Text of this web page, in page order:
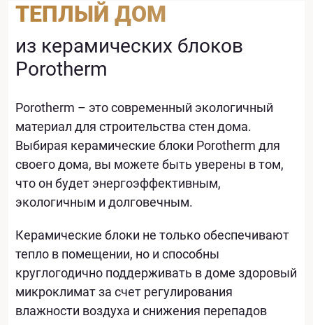
ТЕПЛЫЙ ДОМ
из керамических блоков
Porotherm
Porotherm – это современный экологичный
материал для строительства стен дома.
Выбирая керамические блоки Porotherm для
своего дома, вы можете быть уверены в том,
что он будет энергоэффективным,
экологичным и долговечным.
Керамические блоки не только обеспечивают
тепло в помещении, но и способны
круглогодично поддерживать в доме здоровый
микроклимат за счет регулирования
влажности воздуха и снижения перепадов